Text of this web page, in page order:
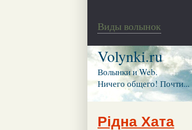
Виды волынок
Volynki.ru
Волынки и Web.
Ничего общего! Почти...
Рідна Хата